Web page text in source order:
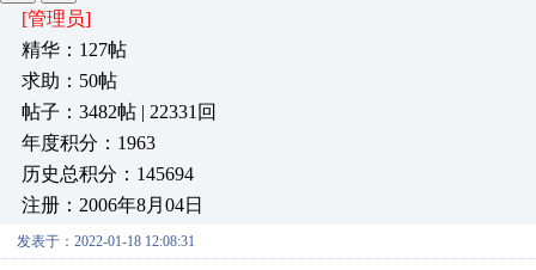
[管理员]
精华：127帖
求助：50帖
帖子：3482帖 | 22331回
年度积分：1963
历史总积分：145694
注册：2006年8月04日
发表于：2022-01-18 12:08:31